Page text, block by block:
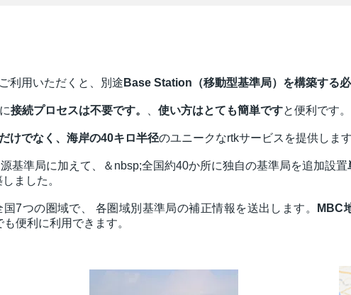
利用いただくと、別途 Base Station（移動型基準局）を構築する必
接続プロセスは不要です。 使い方はとても簡単ですと便利です。
けでなく、海岸の40キロ半径のユニークなrtkサービスを提供します
基準局に加えて、＆nbsp;全国約40か所に独自の基準局を追加設置
ました。
7つの圏域で、 各圏域別基準局の補正情報を送出します。 MBC
便利に利用できます。